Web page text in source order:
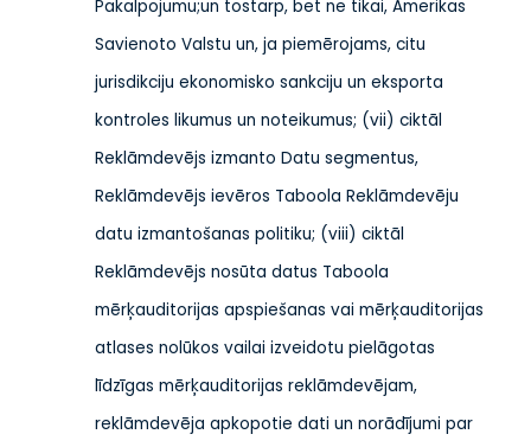
Pakalpojumu;un tostarp, bet ne tikai, Amerikas
Savienoto Valstu un, ja piemērojams, citu
jurisdikciju ekonomisko sankciju un eksporta
kontroles likumus un noteikumus; (vii) ciktāl
Reklāmdevējs izmanto Datu segmentus,
Reklāmdevējs ievēros Taboola Reklāmdevēju
datu izmantošanas politiku; (viii) ciktāl
Reklāmdevējs nosūta datus Taboola
mērķauditorijas apspiešanas vai mērķauditorijas
atlases nolūkos vailai izveidotu pielāgotas
līdzīgas mērķauditorijas reklāmdevējam,
reklāmdevēja apkopotie dati un norādījumi par